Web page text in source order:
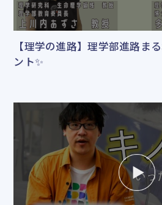
【理学の進路】理学部進路ま
ント✨